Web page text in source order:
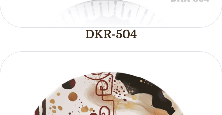
DKR-504